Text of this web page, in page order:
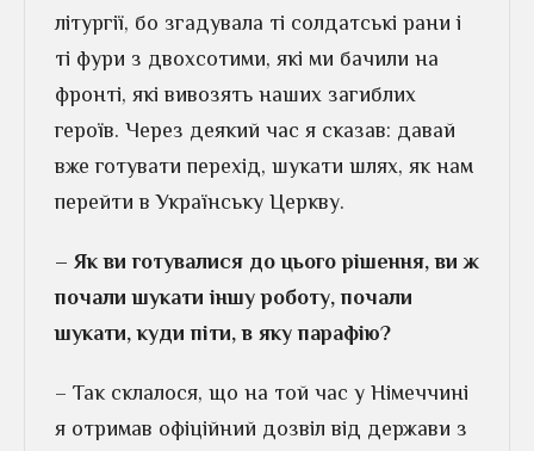
літургії, бо згадувала ті солдатські рани і
ті фури з двохсотими, які ми бачили на
фронті, які вивозять наших загиблих
героїв. Через деякий час я сказав: давай
вже готувати перехід, шукати шлях, як нам
перейти в Українську Церкву.
– Як ви готувалися до цього рішення, ви ж
почали шукати іншу роботу, почали
шукати, куди піти, в яку парафію?
– Так склалося, що на той час у Німеччині
я отримав офіційний дозвіл від держави з